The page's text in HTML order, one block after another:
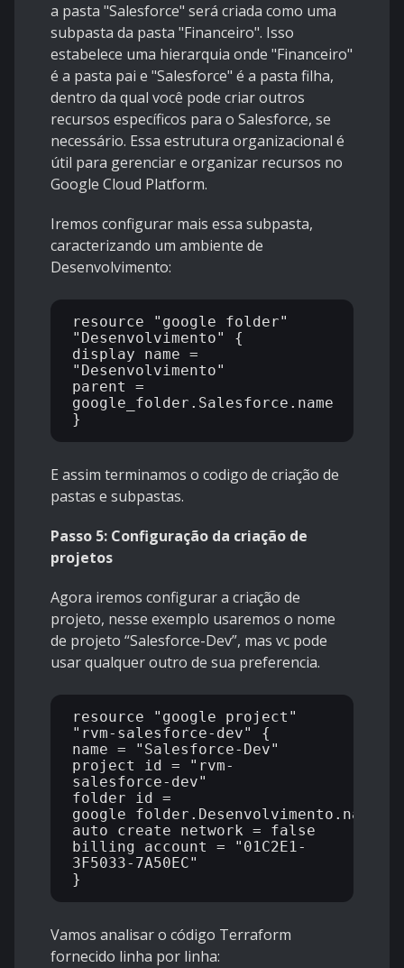
a pasta "Salesforce" será criada como uma
subpasta da pasta "Financeiro". Isso
estabelece uma hierarquia onde "Financeiro"
é a pasta pai e "Salesforce" é a pasta filha,
dentro da qual você pode criar outros
recursos específicos para o Salesforce, se
necessário. Essa estrutura organizacional é
útil para gerenciar e organizar recursos no
Google Cloud Platform.
Iremos configurar mais essa subpasta,
caracterizando um ambiente de
Desenvolvimento:
resource "google_folder"
"Desenvolvimento" {
display_name =
"Desenvolvimento"
parent =
google_folder.Salesforce.name
E assim terminamos o codigo de criação de
pastas e subpastas.
Passo 5: Configuração da criação de
projetos
Agora iremos configurar a criação de
projeto, nesse exemplo usaremos o nome
de projeto “Salesforce-Dev”, mas vc pode
usar qualquer outro de sua preferencia.
resource "google_project"
"rvm-salesforce-dev" {
name = "Salesforce-Dev"
project_id = "rvm-
salesforce-dev"
folder_id =
google_folder.Desenvolvimento.name
auto_create_network = false
billing_account = "01C2E1-
3F5033-7A50EC"
Vamos analisar o código Terraform
fornecido linha por linha: